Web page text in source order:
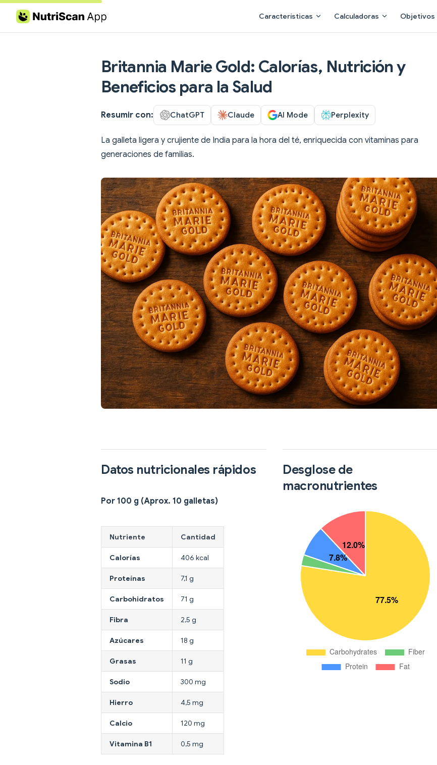
Skip to content Características Calculadoras Objetivos
Britannia Marie Gold: Calorías, Nutrición y
Beneficios para la Salud
Resumir con: ChatGPT Claude AI Mode Perplexity
La galleta ligera y crujiente de India para la hora del té, enriquecida con vitaminas para
generaciones de familias.
Datos nutricionales rápidos
Por 100 g (Aprox. 10 galletas)
Nutriente Cantidad
Calorías 406 kcal
Proteínas 7,1 g
Carbohidratos 71 g
Fibra 2,5 g
Azúcares 18 g
Grasas 11 g
Sodio 300 mg
Hierro 4,5 mg
Calcio 120 mg
Vitamina B1 0,5 mg
Desglose de
macronutrientes